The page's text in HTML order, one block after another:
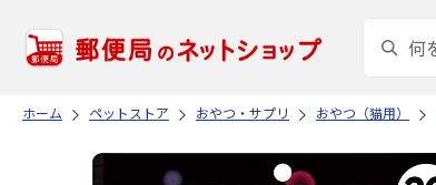
ホーム ペットストア おやつ・サプリ おやつ（猫用）